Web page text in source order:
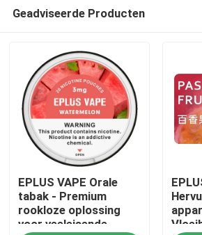
Geadviseerde Producten
EPLUS VAPE Orale
tabak - Premium
rookloze oplossing
voor veeleisende